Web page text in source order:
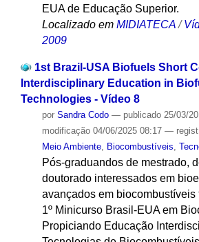
EUA de Educação Superior.
Localizado em MIDIATECA /
2009
1st Brazil-USA Biofuels Short
Interdisciplinary Education in
Technologies - Vídeo 8
por Sandra Codo — publicado25/03/
modificação04/06/2025 08:17 —
Meio Ambiente, Biocombustíveis
Pós-graduandos de mestrado,
doutorado interessados em
avançados em biocombustíveis
1º Minicurso Brasil-EUA em
Propiciando Educação